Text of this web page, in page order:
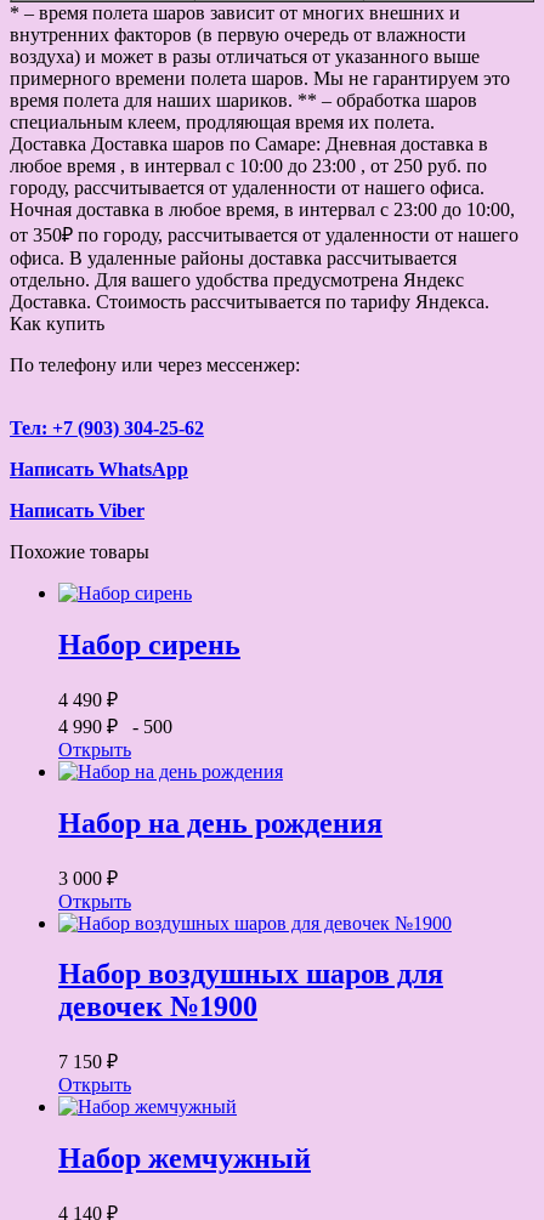
* – время полета шаров зависит от многих внешних и
внутренних факторов (в первую очередь от влажности
воздуха) и может в разы отличаться от указанного выше
примерного времени полета шаров. Мы не гарантируем это
время полета для наших шариков. ** – обработка шаров
специальным клеем, продляющая время их полета.
Доставка Доставка шаров по Самаре: Дневная доставка в
любое время , в интервал с 10:00 до 23:00 , от 250 руб. по
городу, рассчитывается от удаленности от нашего офиса.
Ночная доставка в любое время, в интервал с 23:00 до 10:00,
от 350₽ по городу, рассчитывается от удаленности от нашего
офиса. В удаленные районы доставка рассчитывается
отдельно. Для вашего удобства предусмотрена Яндекс
Доставка. Стоимость рассчитывается по тарифу Яндекса.
Как купить
По телефону или через мессенжер:
Тел: +7 (903) 304-25-62
Написать WhatsApp
Написать Viber
Похожие товары
Набор сирень
4 490 ₽
4 990 ₽ - 500
Открыть
Набор на день рождения
3 000 ₽
Открыть
Набор воздушных шаров для
девочек №1900
7 150 ₽
Открыть
Набор жемчужный
4 140 ₽